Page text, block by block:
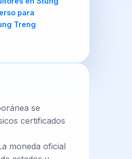
se
certificados
moneda oficial